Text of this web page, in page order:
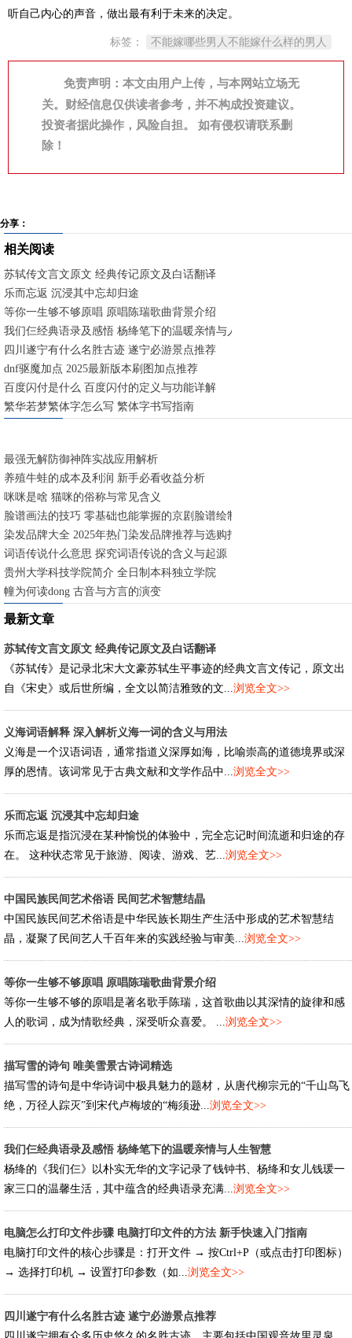
听自己内心的声音，做出最有利于未来的决定。
标签： 不能嫁哪些男人不能嫁什么样的男人
免责声明：本文由用户上传，与本网站立场无
关。财经信息仅供读者参考，并不构成投资建议。
投资者据此操作，风险自担。 如有侵权请联系删
除！
分享：
相关阅读
苏轼传文言文原文 经典传记原文及白话翻译
乐而忘返 沉浸其中忘却归途
等你一生够不够原唱 原唱陈瑞歌曲背景介绍
我们仨经典语录及感悟 杨绛笔下的温暖亲情与人生智慧
四川遂宁有什么名胜古迹 遂宁必游景点推荐
dnf驱魔加点 2025最新版本刷图加点推荐
百度闪付是什么 百度闪付的定义与功能详解
繁华若梦繁体字怎么写 繁体字书写指南
最强无解防御神阵实战应用解析
养殖牛蛙的成本及利润 新手必看收益分析
咪咪是啥 猫咪的俗称与常见含义
脸谱画法的技巧 零基础也能掌握的京剧脸谱绘制要点
染发品牌大全 2025年热门染发品牌推荐与选购指南
词语传说什么意思 探究词语传说的含义与起源
贵州大学科技学院简介 全日制本科独立学院
幢为何读dong 古音与方言的演变
最新文章
苏轼传文言文原文 经典传记原文及白话翻译
《苏轼传》是记录北宋大文豪苏轼生平事迹的经典文言文传记，原文出
自《宋史》或后世所编，全文以简洁雅致的文...浏览全文>>
义海词语解释 深入解析义海一词的含义与用法
义海是一个汉语词语，通常指道义深厚如海，比喻崇高的道德境界或深
厚的恩情。该词常见于古典文献和文学作品中...浏览全文>>
乐而忘返 沉浸其中忘却归途
乐而忘返是指沉浸在某种愉悦的体验中，完全忘记时间流逝和归途的存
在。 这种状态常见于旅游、阅读、游戏、艺...浏览全文>>
中国民族民间艺术俗语 民间艺术智慧结晶
中国民族民间艺术俗语是中华民族长期生产生活中形成的艺术智慧结
晶，凝聚了民间艺人千百年来的实践经验与审美...浏览全文>>
等你一生够不够原唱 原唱陈瑞歌曲背景介绍
等你一生够不够的原唱是著名歌手陈瑞，这首歌曲以其深情的旋律和感
人的歌词，成为情歌经典，深受听众喜爱。 ...浏览全文>>
描写雪的诗句 唯美雪景古诗词精选
描写雪的诗句是中华诗词中极具魅力的题材，从唐代柳宗元的“千山鸟飞
绝，万径人踪灭”到宋代卢梅坡的“梅须逊...浏览全文>>
我们仨经典语录及感悟 杨绛笔下的温暖亲情与人生智慧
杨绛的《我们仨》以朴实无华的文字记录了钱钟书、杨绛和女儿钱瑗一
家三口的温馨生活，其中蕴含的经典语录充满...浏览全文>>
电脑怎么打印文件步骤 电脑打印文件的方法 新手快速入门指南
电脑打印文件的核心步骤是：打开文件 → 按Ctrl+P（或点击打印图标）
→ 选择打印机 → 设置打印参数（如...浏览全文>>
四川遂宁有什么名胜古迹 遂宁必游景点推荐